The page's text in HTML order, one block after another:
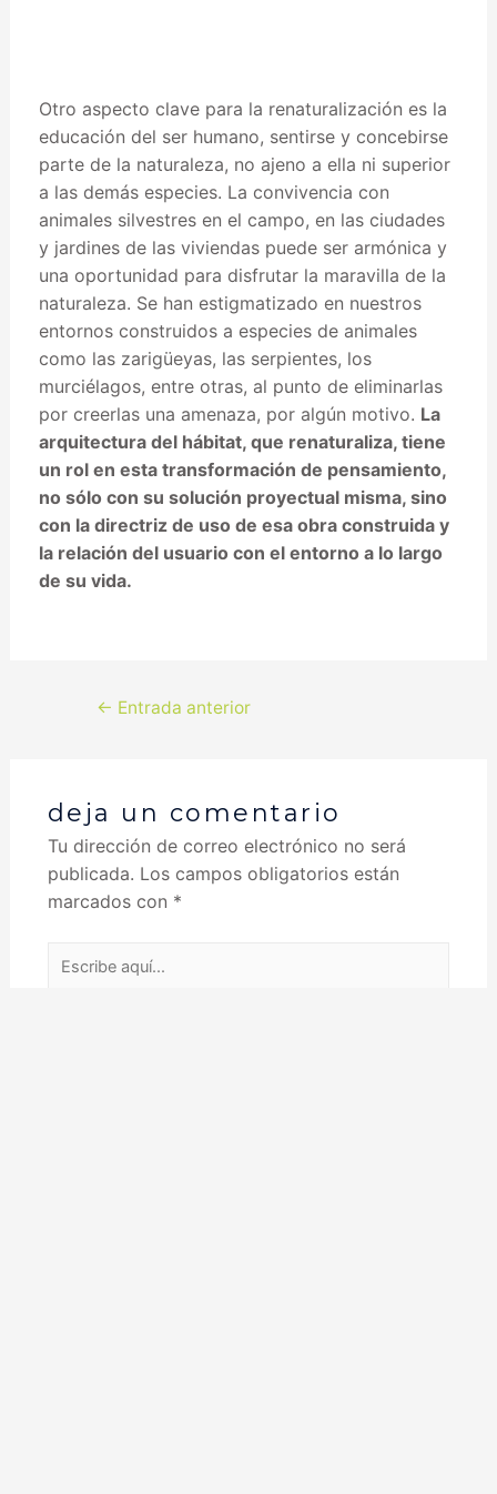
Otro aspecto clave para la renaturalización es la
educación del ser humano, sentirse y concebirse
parte de la naturaleza, no ajeno a ella ni superior
a las demás especies. La convivencia con
animales silvestres en el campo, en las ciudades
y jardines de las viviendas puede ser armónica y
una oportunidad para disfrutar la maravilla de la
naturaleza. Se han estigmatizado en nuestros
entornos construidos a especies de animales
como las zarigüeyas, las serpientes, los
murciélagos, entre otras, al punto de eliminarlas
por creerlas una amenaza, por algún motivo. La
arquitectura del hábitat, que renaturaliza, tiene
un rol en esta transformación de pensamiento,
no sólo con su solución proyectual misma, sino
con la directriz de uso de esa obra construida y
la relación del usuario con el entorno a lo largo
de su vida.
← Entrada anterior
deja un comentario
Tu dirección de correo electrónico no será
publicada. Los campos obligatorios están
marcados con *